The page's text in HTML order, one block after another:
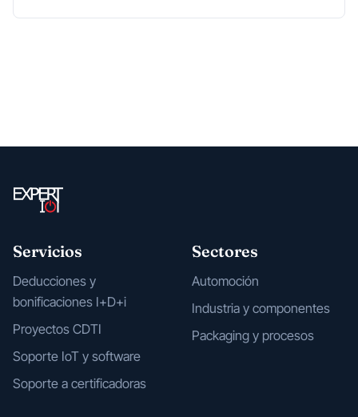
Servicios
Deducciones y
bonificaciones I+D+i
Proyectos CDTI
Soporte IoT y software
Soporte a certificadoras
Sectores
Automoción
Industria y componentes
Packaging y procesos